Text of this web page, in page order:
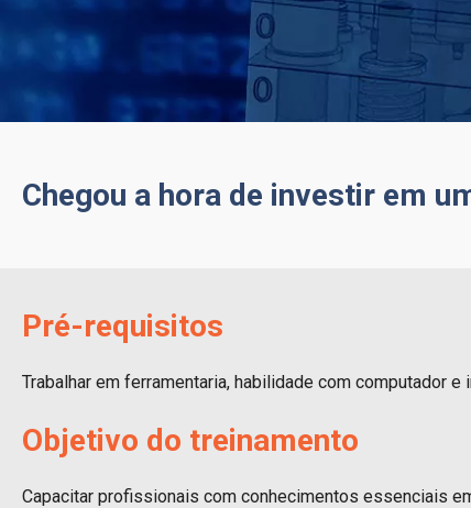
Chegou a hora de investir em
Pré-requisitos
Trabalhar em ferramentaria, habilidade com computador e
Objetivo do treinamento
Capacitar profissionais com conhecimentos essenciais